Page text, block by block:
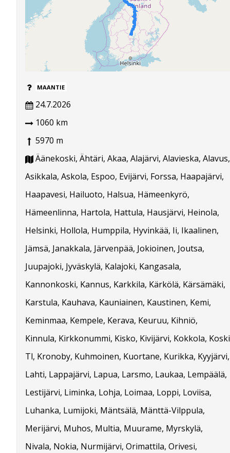
MAANTIE
24.7.2026
1060 km
5970 m
Äänekoski, Ähtäri, Akaa, Alajärvi, Alavieska, Alavus,
Asikkala, Askola, Espoo, Evijärvi, Forssa, Haapajärvi,
Haapavesi, Hailuoto, Halsua, Hämeenkyrö,
Hämeenlinna, Hartola, Hattula, Hausjärvi, Heinola,
Helsinki, Hollola, Humppila, Hyvinkää, Ii, Ikaalinen,
Jämsä, Janakkala, Järvenpää, Jokioinen, Joutsa,
Juupajoki, Jyväskylä, Kalajoki, Kangasala,
Kannonkoski, Kannus, Karkkila, Kärkölä, Kärsämäki,
Karstula, Kauhava, Kauniainen, Kaustinen, Kemi,
Keminmaa, Kempele, Kerava, Keuruu, Kihniö,
Kinnula, Kirkkonummi, Kisko, Kivijärvi, Kokkola, Koski
Tl, Kronoby, Kuhmoinen, Kuortane, Kurikka, Kyyjärvi,
Lahti, Lappajärvi, Lapua, Larsmo, Laukaa, Lempäälä,
Lestijärvi, Liminka, Lohja, Loimaa, Loppi, Loviisa,
Luhanka, Lumijoki, Mäntsälä, Mänttä-Vilppula,
Merijärvi, Muhos, Multia, Muurame, Myrskylä,
Nivala, Nokia, Nurmijärvi, Orimattila, Orivesi,